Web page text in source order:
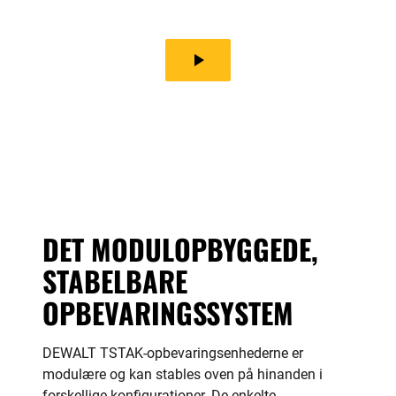
play_arrow
DET MODULOPBYGGEDE,
STABELBARE
OPBEVARINGSSYSTEM
DEWALT TSTAK-opbevaringsenhederne er
modulære og kan stables oven på hinanden i